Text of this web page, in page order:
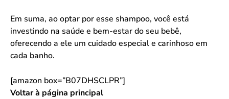
Em suma, ao optar por esse shampoo, você está
investindo na saúde e bem-estar do seu bebê,
oferecendo a ele um cuidado especial e carinhoso em
cada banho.
[amazon box=”B07DHSCLPR”]
Voltar à página principal